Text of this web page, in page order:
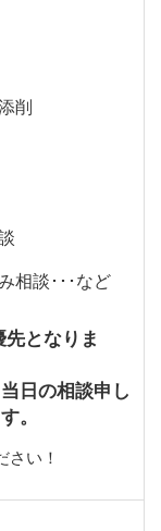
削
相談･･･など
となりま
日の相談申し
。
さい！